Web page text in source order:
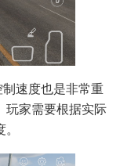
速度也是非常重
玩家需要根据实际